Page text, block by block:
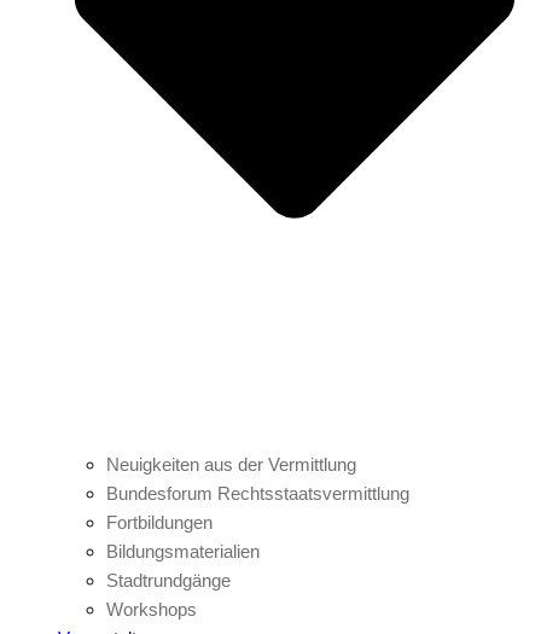
Neuigkeiten aus der Vermittlung
Bundesforum Rechtsstaatsvermittlung
Fortbildungen
Bildungsmaterialien
Stadtrundgänge
Workshops